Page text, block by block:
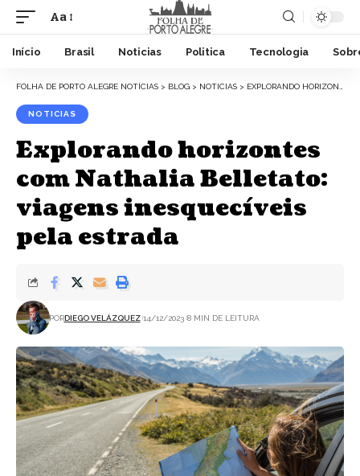
Aa
Início Brasil Noticias Politica Tecnologia
FOLHA DE PORTO ALEGRE NOTÍCIAS > BLOG > NOTICIAS > EXPLORANDO HORIZONTES COM NATHALIA BELLETATO: VIAGENS INESQUECÍVEIS PELA ESTRADA
NOTICIAS
Explorando horizontes
com Nathalia Belletato:
viagens inesquecíveis
pela estrada
PORDIEGO VELÁZQUEZ 14/12/2023 8 MIN DE LEITURA